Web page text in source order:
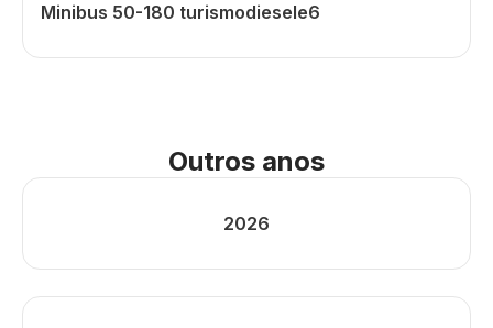
Minibus 50-180 turismodiesele6
Outros anos
2026